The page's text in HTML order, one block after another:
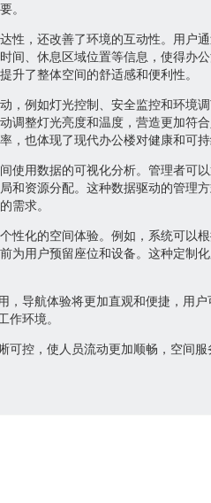
。
性，还改善了环境的互动性。用户
间、休息区域位置等信息，使得办公
升了整体空间的舒适感和便利性。
，例如灯光控制、安全监控和环境
调整灯光亮度和温度，营造更加符
也体现了现代办公楼对健康和可持
使用数据的可视化分析。管理者可
和资源分配。这种数据驱动的管理
需求。
性化的空间体验。例如，系统可以
为用户预留座位和设备。这种定制
，导航体验将更加直观和便捷，用
环境。
可控，使人员流动更加顺畅，空间